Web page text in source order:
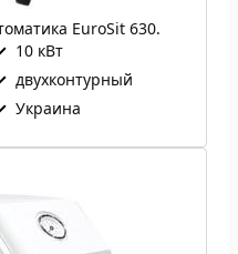
EuroSit 630.
10 кВт
двухконтурный
Украина